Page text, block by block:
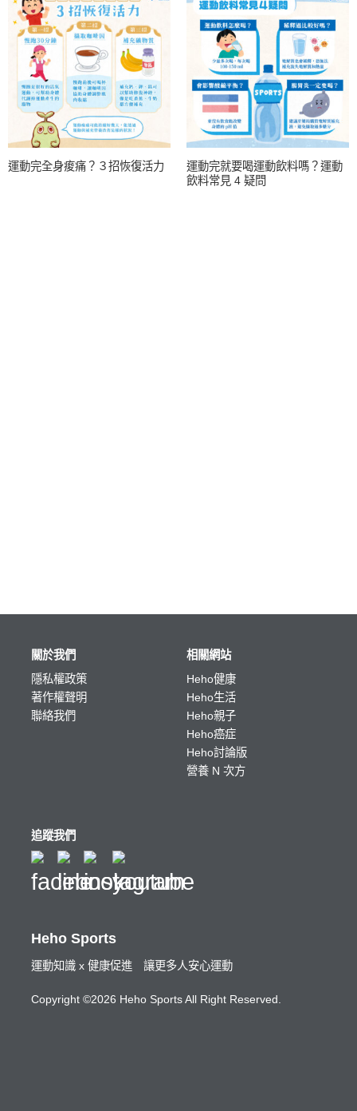
運動完全身痠痛？３招恢復活力
運動完就要喝運動飲料嗎？運動
飲料常見 4 疑問
Heho Sports
運動知識 x 健康促進 讓更多人安心運動
Copyright ©2026 Heho Sports All Right Reserved.
關於我們
隱私權政策
著作權聲明
聯絡我們
相關網站
Heho健康
Heho生活
Heho親子
Heho癌症
Heho討論版
營養 N 次方
追蹤我們